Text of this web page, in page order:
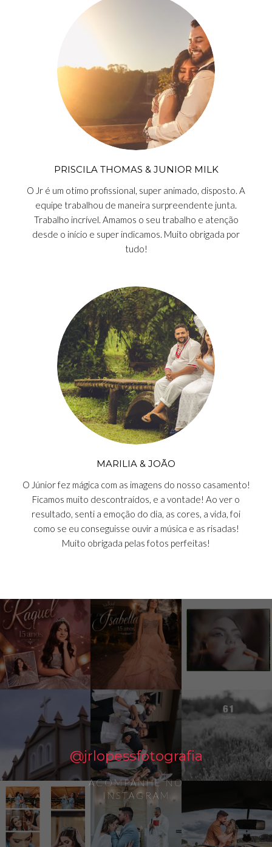
PRISCILA THOMAS & JUNIOR MILK
O Jr é um otimo profissional, super animado, disposto. A
equipe trabalhou de maneira surpreendente junta.
Trabalho incrível. Amamos o seu trabalho e atenção
desde o início e super indicamos. Muito obrigada por
tudo!
MARILIA & JOÃO
O Júnior fez mágica com as imagens do nosso casamento!
Ficamos muito descontraídos, e a vontade! Ao ver o
resultado, senti a emoção do dia, as cores, a vida, foi
como se eu conseguisse ouvir a música e as risadas!
Muito obrigada pelas fotos perfeitas!
@jrlopessfotografia
ACOMPANHE NO
INSTAGRAM